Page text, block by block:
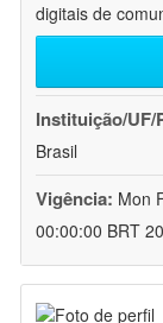
digitais de
Instituição/UF/
Brasil
Vigência: Mon
00:00:00 BRT